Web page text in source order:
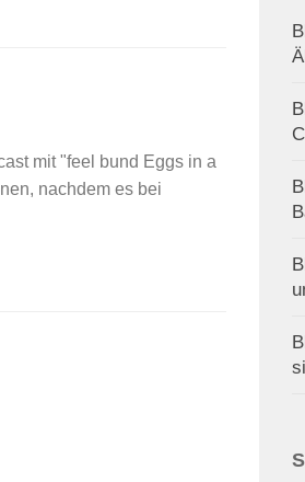
mit "feel bund Eggs in a
nachdem es bei